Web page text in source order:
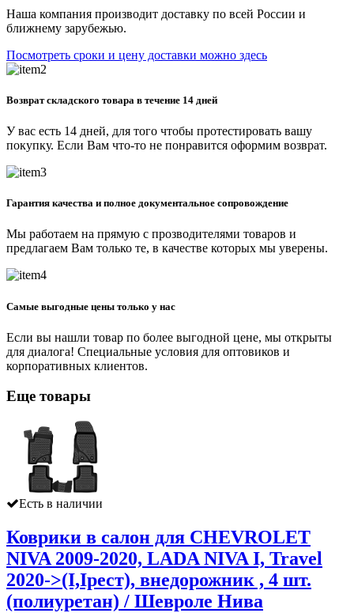
Наша компания производит доставку по всей России и
ближнему зарубежью.
Посмотреть сроки и цену доставки можно здесь
Возврат складского товара в течение 14 дней
У вас есть 14 дней, для того чтобы протестировать вашу
покупку. Если Вам что-то не понравится оформим возврат.
Гарантия качества и полное документальное сопровождение
Мы работаем на прямую с прозводителями товаров и
предлагаем Вам только те, в качестве которых мы уверены.
Самые выгодные цены только у нас
Если вы нашли товар по более выгодной цене, мы открыты
для диалога! Специальные условия для оптовиков и
корпоративных клиентов.
Еще товары
Есть в наличии
Коврики в салон для CHEVROLET
NIVA 2009-2020, LADA NIVA I, Travel
2020-˃(I,Iрест), внедорожник , 4 шт.
(полиуретан) / Шевроле Нива